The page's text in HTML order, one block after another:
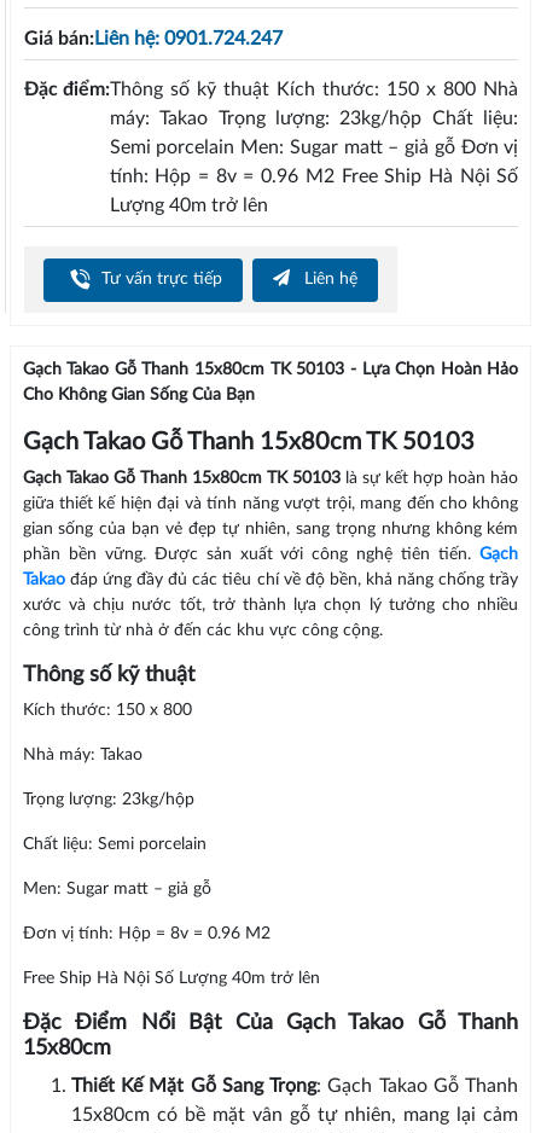
Giá bán:Liên hệ: 0901.724.247
Đặc điểm:Thông số kỹ thuật Kích thước: 150 x 800 Nhà
máy: Takao Trọng lượng: 23kg/hộp Chất liệu:
Semi porcelain Men: Sugar matt – giả gỗ Đơn vị
tính: Hộp = 8v = 0.96 M2 Free Ship Hà Nội Số
Lượng 40m trở lên
Tư vấn trực tiếp Liên hệ
Gạch Takao Gỗ Thanh 15x80cm TK 50103 - Lựa Chọn Hoàn Hảo
Cho Không Gian Sống Của Bạn
Gạch Takao Gỗ Thanh 15x80cm TK 50103
Gạch Takao Gỗ Thanh 15x80cm TK 50103 là sự kết hợp hoàn hảo
giữa thiết kế hiện đại và tính năng vượt trội, mang đến cho không
gian sống của bạn vẻ đẹp tự nhiên, sang trọng nhưng không kém
phần bền vững. Được sản xuất với công nghệ tiên tiến.Gạch
Takaođáp ứng đầy đủ các tiêu chí về độ bền, khả năng chống trầy
xước và chịu nước tốt, trở thành lựa chọn lý tưởng cho nhiều
công trình từ nhà ở đến các khu vực công cộng.
Thông số kỹ thuật
Kích thước: 150 x 800
Nhà máy: Takao
Trọng lượng: 23kg/hộp
Chất liệu: Semi porcelain
Men: Sugar matt – giả gỗ
Đơn vị tính: Hộp = 8v = 0.96 M2
Free Ship Hà Nội Số Lượng 40m trở lên
Đặc Điểm Nổi Bật Của Gạch Takao Gỗ Thanh
15x80cm
Thiết Kế Mặt Gỗ Sang Trọng: Gạch Takao Gỗ Thanh
15x80cm có bề mặt vân gỗ tự nhiên, mang lại cảm